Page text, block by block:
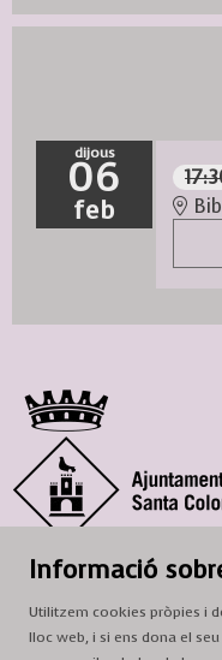
dijous
06
feb
© Ajuntament de Santa Coloma
:
Informació
Utilitzem cookies pròpies i
lloc web, i si ens dona el